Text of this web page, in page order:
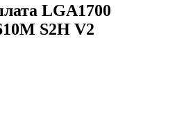
LGA1700
S2H V2